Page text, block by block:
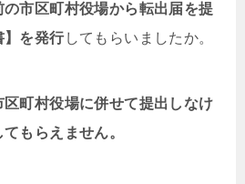
市区町村役場から転出届を提
】を発行してもらいましたか。
町村役場に併せて提出しなけ
もらえません。